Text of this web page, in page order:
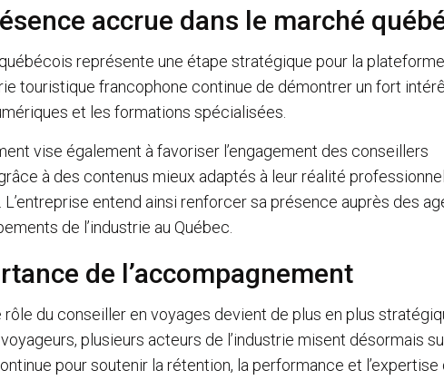
accrue dans le marché
représente une étape stratégique pour la
touristique francophone continue de démontrer un fort
et les formations spécialisées.
vise également à favoriser l’engagement des conseillers
à des contenus mieux adaptés à leur réalité
L’entreprise entend ainsi renforcer sa présence auprès des
de l’industrie au Québec.
de l’accompagnement
rôle du conseiller en voyages devient de plus en plus
plusieurs acteurs de l’industrie misent désormais
pour soutenir la rétention, la performance et l’expertise